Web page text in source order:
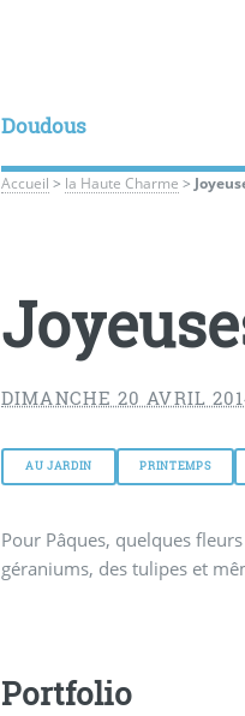
Doudous
Accueil > la Haute Charme >
DIMANCHE 20 AVRIL
AU JARDIN PRINTEMPS
Pour Pâques, quelques
géraniums, des tulipes et
Portfolio